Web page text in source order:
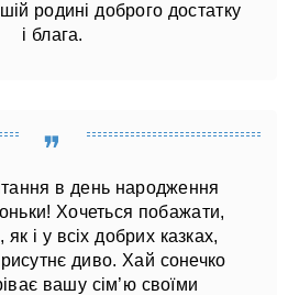
родині доброго достатку
і блага.
в день народження
Хочеться побажати,
як і у всіх добрих казках,
диво. Хай сонечко
вашу сім’ю своїми